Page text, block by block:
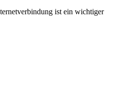
ist ein wichtiger